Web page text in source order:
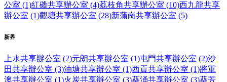
公室 (1)紅磡共享辦公室 (4)荔枝角共享辦公室 (10)西九龍共享
辦公室 (1)觀塘共享辦公室 (28)新蒲崗共享辦公室 (5)
新界
上水共享辦公室 (2)元朗共享辦公室 (1)屯門共享辦公室 (2)沙
田共享辦公室 (3)油塘共享辦公室 (1)西貢共享辦公室 (1)將軍
澳共享辦公室 (1)火炭共享辦公室 (3)葵涌共享辦公室 (3)葵芳